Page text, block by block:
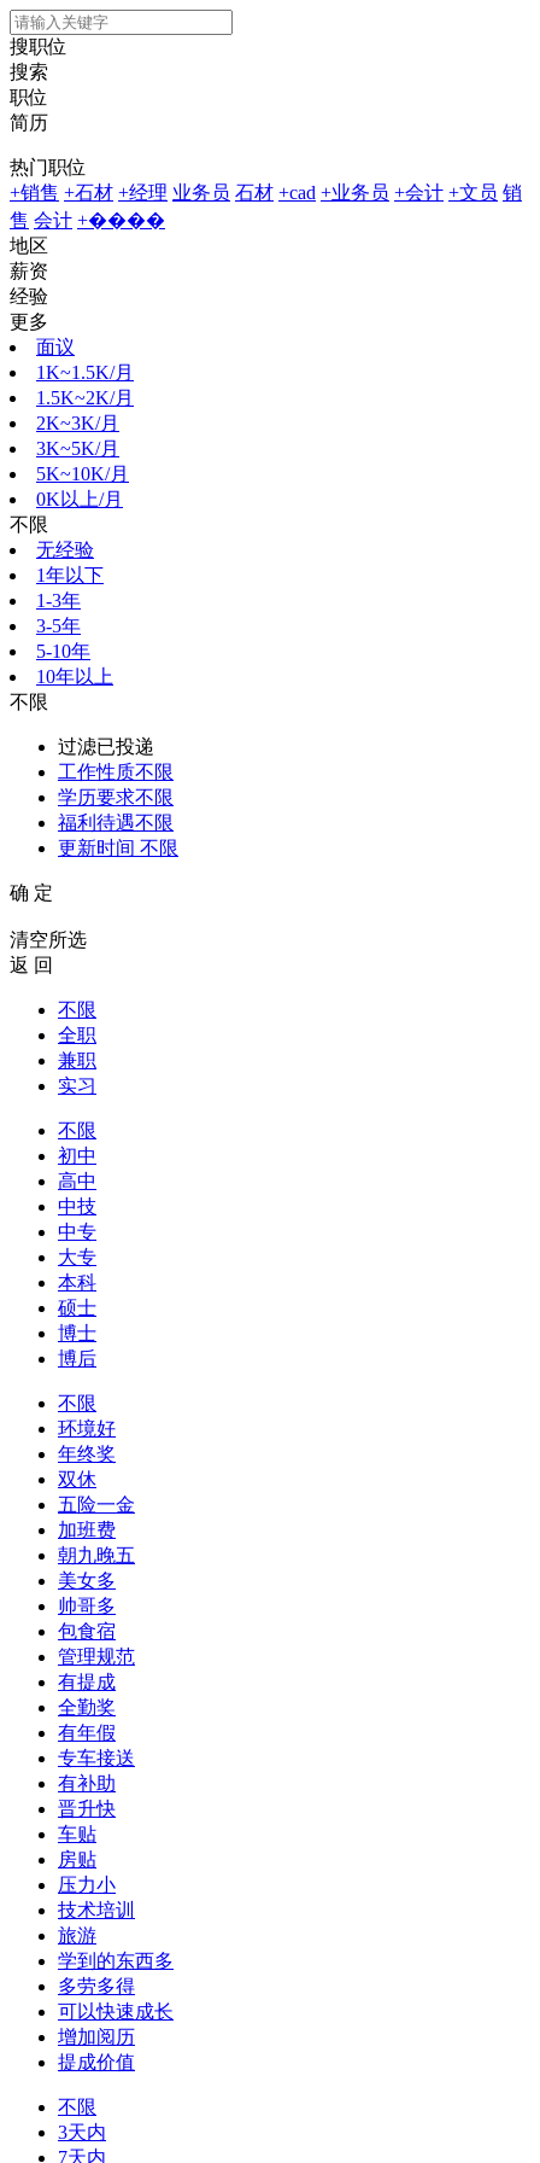
搜职位
搜索
职位
简历
热门职位
+销售 +石材 +经理 业务员 石材 +cad +业务员 +会计 +文员 销
售 会计 +����
地区
薪资
经验
更多
面议
1K~1.5K/月
1.5K~2K/月
2K~3K/月
3K~5K/月
5K~10K/月
0K以上/月
不限
无经验
1年以下
1-3年
3-5年
5-10年
10年以上
不限
过滤已投递
工作性质不限
学历要求不限
福利待遇不限
更新时间 不限
确 定
清空所选
返 回
不限
全职
兼职
实习
不限
初中
高中
中技
中专
大专
本科
硕士
博士
博后
不限
环境好
年终奖
双休
五险一金
加班费
朝九晚五
美女多
帅哥多
包食宿
管理规范
有提成
全勤奖
有年假
专车接送
有补助
晋升快
车贴
房贴
压力小
技术培训
旅游
学到的东西多
多劳多得
可以快速成长
增加阅历
提成价值
不限
3天内
7天内